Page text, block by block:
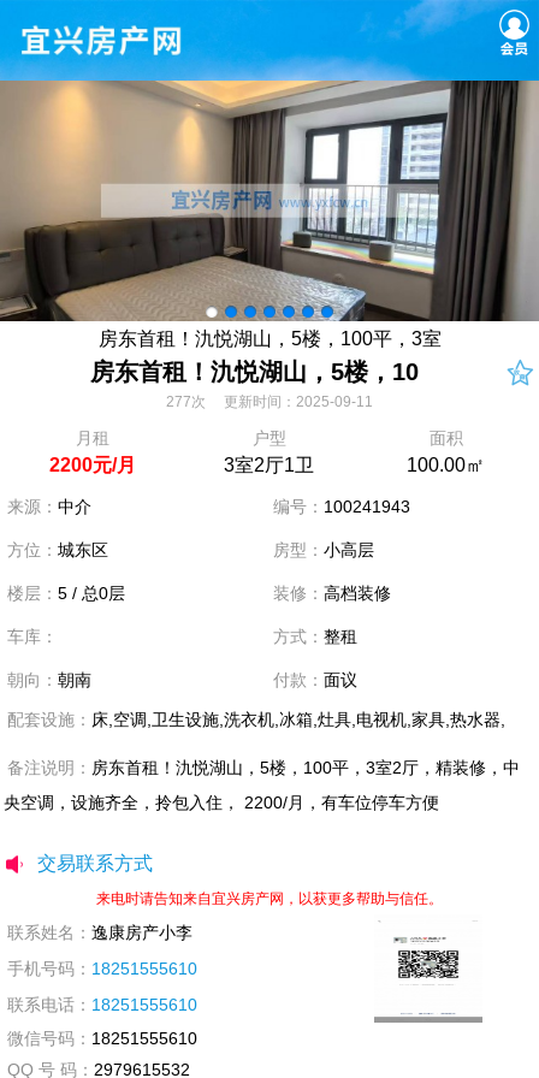
房东首租！氿悦湖山，5楼，100平，3室
房东首租！氿悦湖山，5楼，10
277次 更新时间：2025-09-11
月租
2200元/月
户型
3室2厅1卫
面积
100.00㎡
来源： 中介 编号： 100241943
方位： 城东区 房型： 小高层
楼层： 5 / 总0层 装修： 高档装修
车库： 方式： 整租
朝向： 朝南 付款： 面议
配套设施： 床,空调,卫生设施,洗衣机,冰箱,灶具,电视机,家具,热水器,
备注说明： 房东首租！氿悦湖山，5楼，100平，3室2厅，精装修，中
央空调，设施齐全，拎包入住， 2200/月，有车位停车方便
交易联系方式
来电时请告知来自宜兴房产网，以获更多帮助与信任。
联系姓名： 逸康房产小李
手机号码： 18251555610
联系电话： 18251555610
微信号码： 18251555610
QQ 号 码： 2979615532